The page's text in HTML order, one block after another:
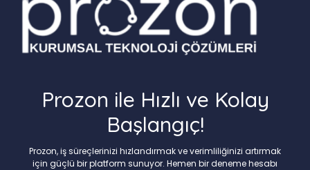
Prozon ile Hızlı ve Kolay
Başlangıç!
Prozon, iş süreçlerinizi hızlandırmak ve verimliliğinizi artırmak
için güçlü bir platform sunuyor. Hemen bir deneme hesabı